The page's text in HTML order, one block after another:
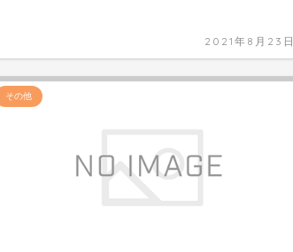
2021年8月23日
その他